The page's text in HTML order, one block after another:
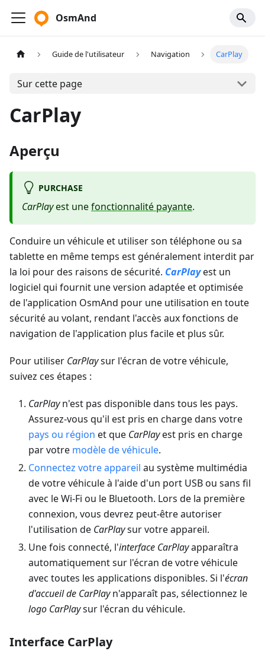
OsmAnd
Guide de l'utilisateur Navigation CarPlay
Sur cette page
CarPlay
Aperçu
PURCHASE
CarPlayest unefonctionnalité payante.
Conduire un véhicule et utiliser son téléphone ou sa
tablette en même temps est généralement interdit par
la loi pour des raisons de sécurité. CarPlayest un
logiciel qui fournit une version adaptée et optimisée
de l'application OsmAnd pour une utilisation en toute
sécurité au volant, rendant l'accès aux fonctions de
navigation de l'application plus facile et plus sûr.
Pour utiliser CarPlaysur l'écran de votre véhicule,
suivez ces étapes :
CarPlayn'est pas disponible dans tous les pays.
Assurez-vous qu'il est pris en charge dans votre
pays ou région et que CarPlayest pris en charge
par votre modèle de véhicule.
Connectez votre appareil au système multimédia
de votre véhicule à l'aide d'un port USB ou sans fil
avec le Wi-Fi ou le Bluetooth. Lors de la première
connexion, vous devrez peut-être autoriser
l'utilisation de CarPlaysur votre appareil.
Une fois connecté, l'interface CarPlayapparaîtra
automatiquement sur l'écran de votre véhicule
avec toutes les applications disponibles. Si l'écran
d'accueil de CarPlayn'apparaît pas, sélectionnez le
logo CarPlaysur l'écran du véhicule.
Interface CarPlay